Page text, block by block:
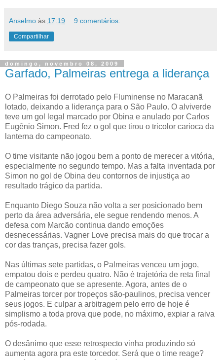
Anselmo às 17:19 9 comentários:
Compartilhar
domingo, novembro 08, 2009
Garfado, Palmeiras entrega a liderança
O Palmeiras foi derrotado pelo Fluminense no Maracanã
lotado, deixando a liderança para o São Paulo. O alviverde
teve um gol legal marcado por Obina e anulado por Carlos
Eugênio Simon. Fred fez o gol que tirou o tricolor carioca da
lanterna do campeonato.
O time visitante não jogou bem a ponto de merecer a vitória,
especialmente no segundo tempo. Mas a falta inventada por
Simon no gol de Obina deu contornos de injustiça ao
resultado trágico da partida.
Enquanto Diego Souza não volta a ser posicionado bem
perto da área adversária, ele segue rendendo menos. A
defesa com Marcão continua dando emoções
desnecessárias. Vagner Love precisa mais do que trocar a
cor das tranças, precisa fazer gols.
Nas últimas sete partidas, o Palmeiras venceu um jogo,
empatou dois e perdeu quatro. Não é trajetória de reta final
de campeonato que se apresente. Agora, antes de o
Palmeiras torcer por tropeços são-paulinos, precisa vencer
seus jogos. E culpar a arbitragem pelo erro de hoje é
simplismo a toda prova que pode, no máximo, expiar a raiva
pós-rodada.
O desânimo que esse retrospecto vinha produzindo só
aumenta agora pra este torcedor. Será que o time reage?